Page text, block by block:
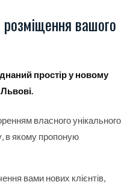
розміщення вашого
простір у новому
власного унікального
в якому пропоную
вами нових клієнтів,